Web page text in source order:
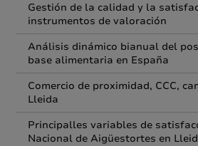
Gestión de la calidad y la
instrumentos de valoración
Análisis dinámico bianual del
base alimentaria en España
Comercio de proximidad, CCC,
Lleida
Principalles variables de
Nacional de Aigüestortes en